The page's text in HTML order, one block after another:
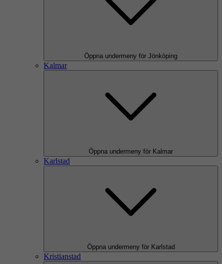
Öppna undermeny för Jönköping
Kalmar
Öppna undermeny för Kalmar
Karlstad
Öppna undermeny för Karlstad
Kristianstad